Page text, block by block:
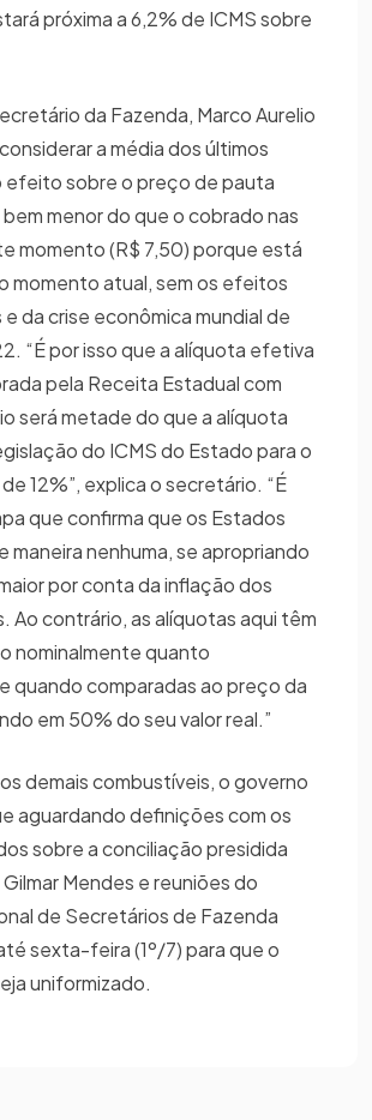
próxima a 6,2% de ICMS sobre
da Fazenda, Marco Aurelio
a média dos últimos
efeito sobre o preço de pauta
menor do que o cobrado nas
momento (R$ 7,50) porque está
momento atual, sem os efeitos
da crise econômica mundial de
“É por isso que a alíquota efetiva
pela Receita Estadual com
será metade do que a alíquota
do ICMS do Estado para o
12%”, explica o secretário. “É
que confirma que os Estados
maneira nenhuma, se apropriando
por conta da inflação dos
Ao contrário, as alíquotas aqui têm
nominalmente quanto
quando comparadas ao preço da
em 50% do seu valor real.”
demais combustíveis, o governo
aguardando definições com os
sobre a conciliação presidida
Mendes e reuniões do
de Secretários de Fazenda
sexta-feira (1º/7) para que o
uniformizado.